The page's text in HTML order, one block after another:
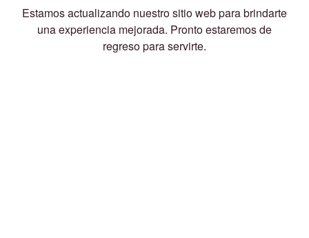
Estamos actualizando nuestro sitio web para brindarte
una experiencia mejorada. Pronto estaremos de
regreso para servirte.